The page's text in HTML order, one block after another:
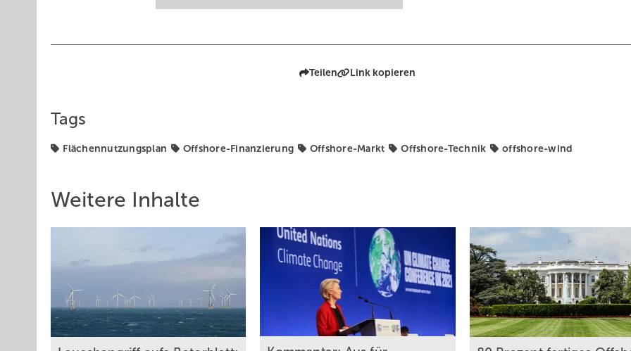
Teilen Link kopieren
Tags
Flächennutzungsplan Offshore-Finanzierung Offshore-Markt Offshore-Technik offshore-wind
Weitere Inhalte